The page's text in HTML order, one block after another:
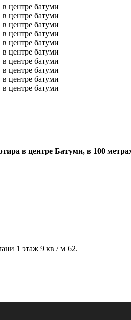
в центре Батуми, в 100
1 этаж 9 кв / м 62.